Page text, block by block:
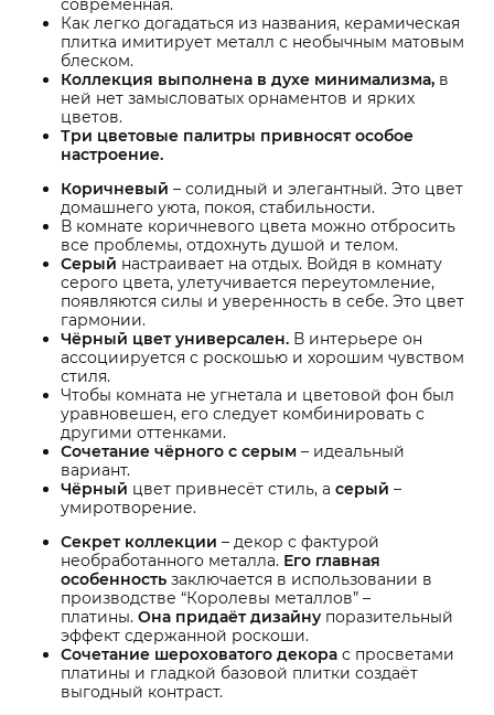
современная.
Как легко догадаться из названия, керамическая
плитка имитирует металл с необычным матовым
блеском.
Коллекция выполнена в духе минимализма, в
ней нет замысловатых орнаментов и ярких
цветов.
Три цветовые палитры привносят особое
настроение.
Коричневый – солидный и элегантный. Это цвет
домашнего уюта, покоя, стабильности.
В комнате коричневого цвета можно отбросить
все проблемы, отдохнуть душой и телом.
Серый настраивает на отдых. Войдя в комнату
серого цвета, улетучивается переутомление,
появляются силы и уверенность в себе. Это цвет
гармонии.
Чёрный цвет универсален. В интерьере он
ассоциируется с роскошью и хорошим чувством
стиля.
Чтобы комната не угнетала и цветовой фон был
уравновешен, его следует комбинировать с
другими оттенками.
Сочетание чёрного с серым – идеальный
вариант.
Чёрный цвет привнесёт стиль, а серый –
умиротворение.
Секрет коллекции – декор с фактурой
необработанного металла. Его главная
особенность заключается в использовании в
производстве “Королевы металлов” –
платины. Она придаёт дизайну поразительный
эффект сдержанной роскоши.
Сочетание шероховатого декора с просветами
платины и гладкой базовой плитки создаёт
выгодный контраст.